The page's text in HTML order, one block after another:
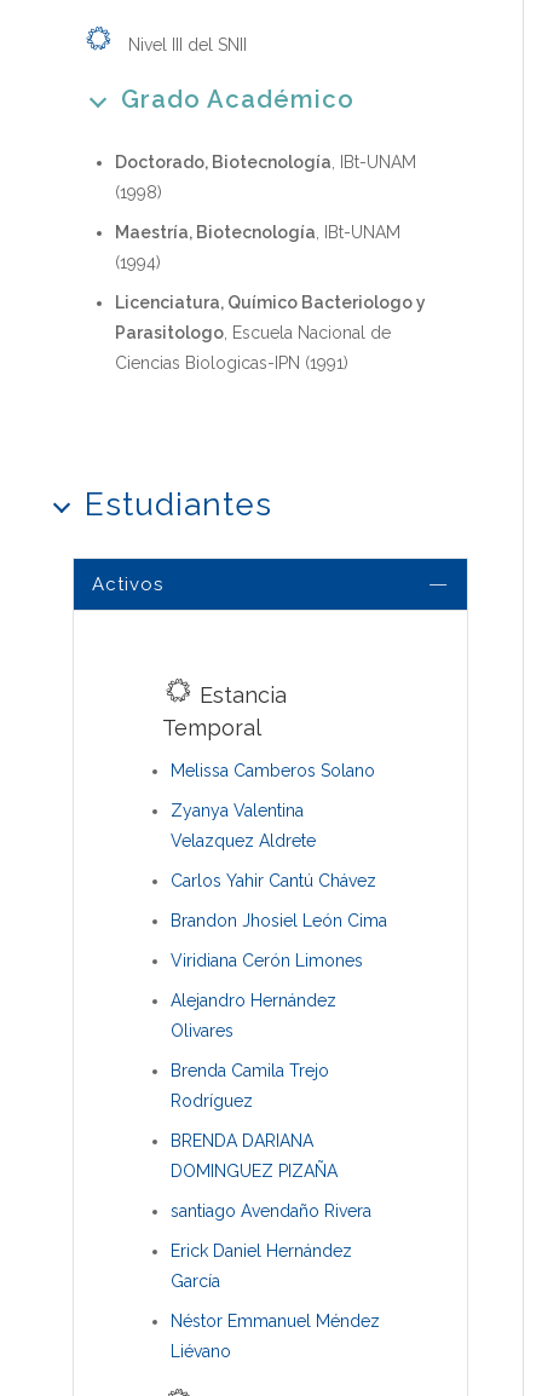
Nivel III del SNII
Grado Académico
Doctorado, Biotecnología , IBt-UNAM
(1998)
Maestría, Biotecnología , IBt-UNAM
(1994)
Licenciatura, Químico Bacteriologo y
Parasitologo , Escuela Nacional de
Ciencias Biologicas-IPN (1991)
Estudiantes
Activos
Estancia
Temporal
Melissa Camberos Solano
Zyanya Valentina
Velazquez Aldrete
Carlos Yahir Cantú Chávez
Brandon Jhosiel León Cima
Viridiana Cerón Limones
Alejandro Hernández
Olivares
Brenda Camila Trejo
Rodríguez
BRENDA DARIANA
DOMINGUEZ PIZAÑA
santiago Avendaño Rivera
Erick Daniel Hernández
García
Néstor Emmanuel Méndez
Liévano